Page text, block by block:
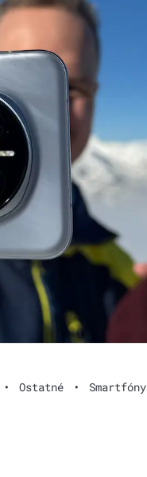
• Ostatné • Smartfóny